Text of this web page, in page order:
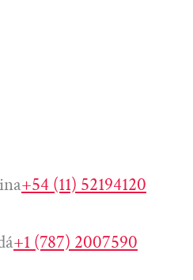
+54 (11) 52194120
+1 (787) 2007590